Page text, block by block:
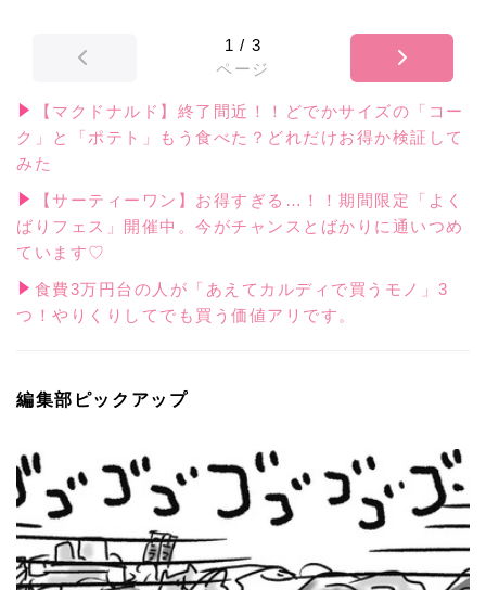
1 / 3
ページ
【マクドナルド】終了間近！！どでかサイズの「コー
ク」と「ポテト」もう食べた？どれだけお得か検証して
みた
【サーティーワン】お得すぎる…！！期間限定「よく
ばりフェス」開催中。今がチャンスとばかりに通いつめ
ています♡
食費3万円台の人が「あえてカルディで買うモノ」3
つ！やりくりしてでも買う価値アリです。
編集部ピックアップ